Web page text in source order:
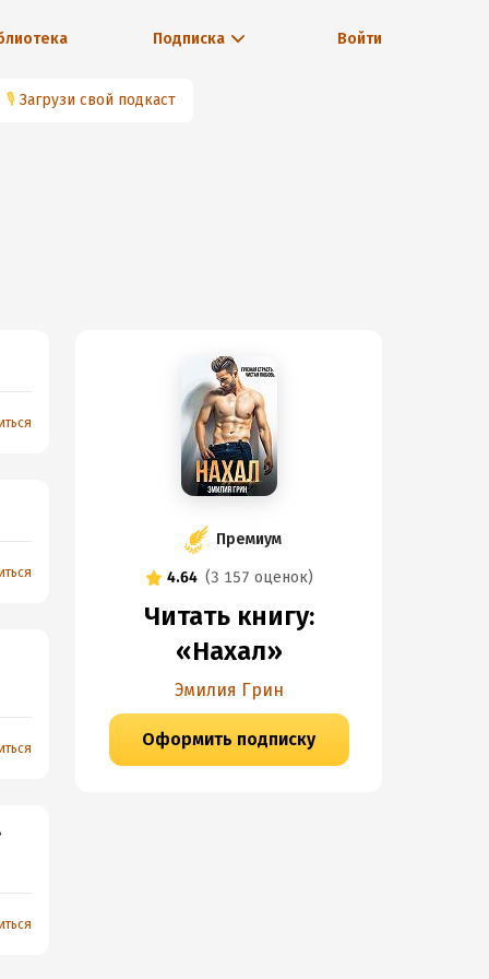
Подписка Войти
🎙 Загрузи свой подкаст
Премиум
4.64 (3 157 оценок)
Читать книгу:
«Нахал»
Эмилия Грин
Оформить подписку